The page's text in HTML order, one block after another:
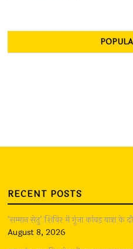
RECENT POSTS
‘सम्मान सेतु’ शिविर में गूंजा कांवड़ यात्रा के
August 8, 2026